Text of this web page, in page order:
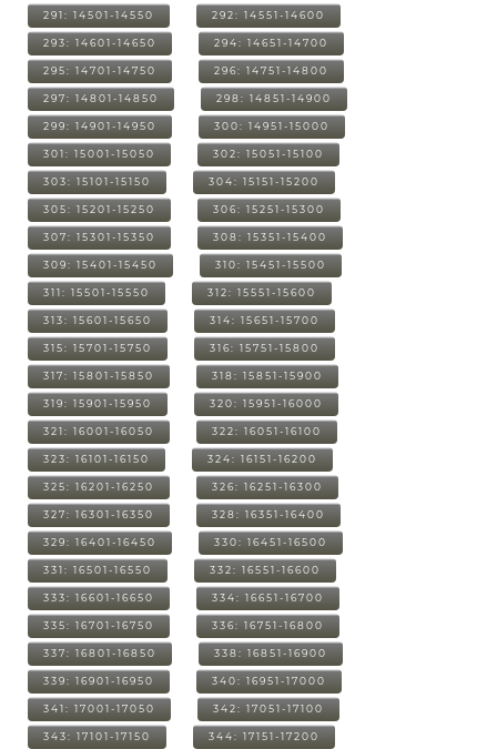
291: 14501-14550 292: 14551-14600
293: 14601-14650 294: 14651-14700
295: 14701-14750 296: 14751-14800
297: 14801-14850 298: 14851-14900
299: 14901-14950 300: 14951-15000
301: 15001-15050 302: 15051-15100
303: 15101-15150 304: 15151-15200
305: 15201-15250 306: 15251-15300
307: 15301-15350 308: 15351-15400
309: 15401-15450 310: 15451-15500
311: 15501-15550 312: 15551-15600
313: 15601-15650 314: 15651-15700
315: 15701-15750 316: 15751-15800
317: 15801-15850 318: 15851-15900
319: 15901-15950 320: 15951-16000
321: 16001-16050 322: 16051-16100
323: 16101-16150 324: 16151-16200
325: 16201-16250 326: 16251-16300
327: 16301-16350 328: 16351-16400
329: 16401-16450 330: 16451-16500
331: 16501-16550 332: 16551-16600
333: 16601-16650 334: 16651-16700
335: 16701-16750 336: 16751-16800
337: 16801-16850 338: 16851-16900
339: 16901-16950 340: 16951-17000
341: 17001-17050 342: 17051-17100
343: 17101-17150 344: 17151-17200